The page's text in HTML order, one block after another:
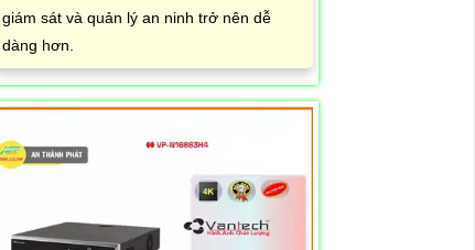
giám sát và quản lý an ninh trở nên dễ
dàng hơn.